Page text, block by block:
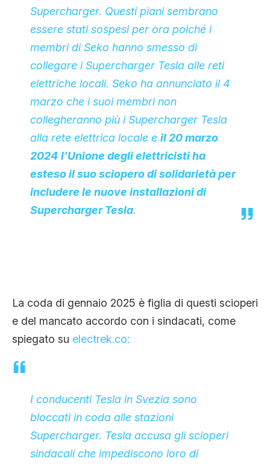
Supercharger. Questi piani sembrano
essere stati sospesi per ora poiché i
membri di Seko hanno smesso di
collegare i Supercharger Tesla alle reti
elettriche locali. Seko ha annunciato il 4
marzo che i suoi membri non
collegheranno più i Supercharger Tesla
alla rete elettrica locale e il 20 marzo
2024 l’Unione degli elettricisti ha
esteso il suo sciopero di solidarietà per
includere le nuove installazioni di
Supercharger Tesla.
La coda di gennaio 2025 è figlia di questi scioperi
e del mancato accordo con i sindacati, come
spiegato su electrek.co:
I conducenti Tesla in Svezia sono
bloccati in coda alle stazioni
Supercharger. Tesla accusa gli scioperi
sindacali che impediscono loro di